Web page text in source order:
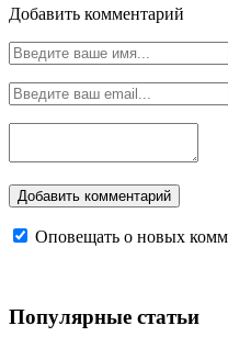
Добавить комментарий
Оповещать о новых
Популярные статьи